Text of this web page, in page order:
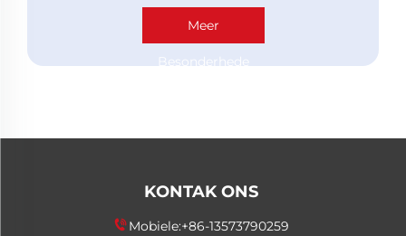
ywer by die Shanghai New
As 'n vooraanstaande plaaslike
Meer
Besonderhede
KONTAK ONS
Mobiele:+86-13573790259